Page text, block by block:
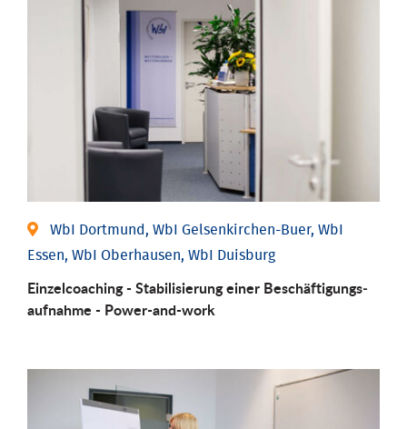
WbI Dortmund, WbI Gelsenkirchen-Buer, WbI
Essen, WbI Oberhausen, WbI Duisburg
Einzel­coaching - Stabili­sierung einer Be­schäftigungs­
aufnahme - Power-and-work